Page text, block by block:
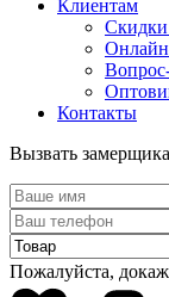
Клиентам
Контакты
Вызвать замерщика
Пожалуйста,